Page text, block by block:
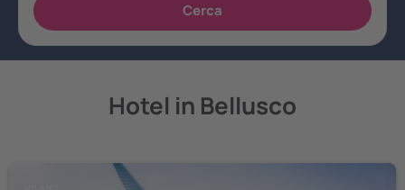
Hotel in Bellusco